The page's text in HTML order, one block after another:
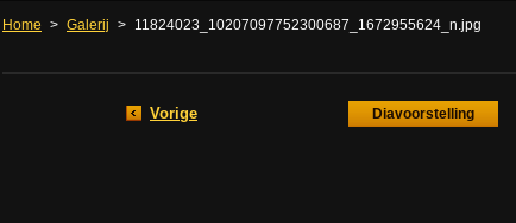
Home > Galerij > 11824023_10207097752300687_1672955624_n.jpg
Vorige Diavoorstelling